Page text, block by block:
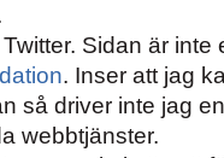
Sidan är
. Inser att jag
så driver inte jag
webbtjänster.